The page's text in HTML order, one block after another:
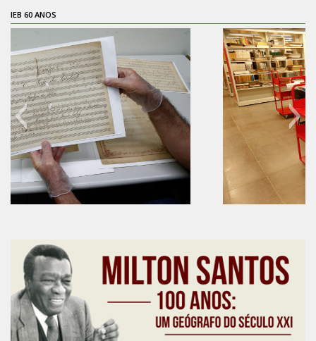
Moraes Silva
Portais
Educação em Fronteiras
Portal de Literatura de Cordel
Plataforma Modernismo
Ver – Anita Malfatti
Novos Projetos
Manuel Correia de Andrade
Sobre a Graduação
Disciplinas
1° semestre
2° semestre
Aluno Especial
IEB 60 ANOS